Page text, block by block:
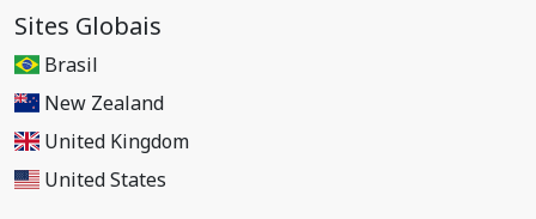
Sites Globais
Brasil
New Zealand
United Kingdom
United States